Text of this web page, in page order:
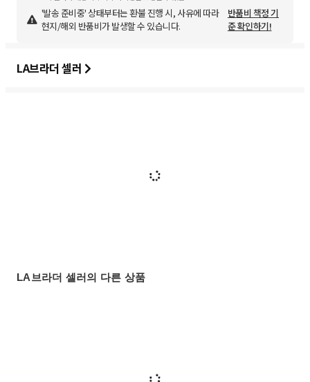
'발송 준비중' 상태부터는 환불 진행 시, 사유에 따라
현지/해외 반품비가 발생할 수 있습니다.
반품비 책정 기
준 확인하기!
LA브라더 셀러
LA브라더 셀러의 다른 상품